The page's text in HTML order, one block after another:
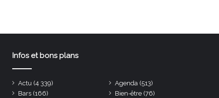
Infos et bons plans
Actu (4 339) Agenda (513)
Bars (166) Bien-être (76)